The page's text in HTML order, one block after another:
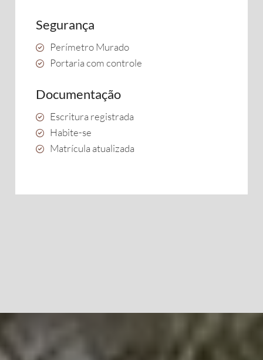
Segurança
Perímetro Murado
Portaria com controle
Documentação
Escritura registrada
Habite-se
Matrícula atualizada